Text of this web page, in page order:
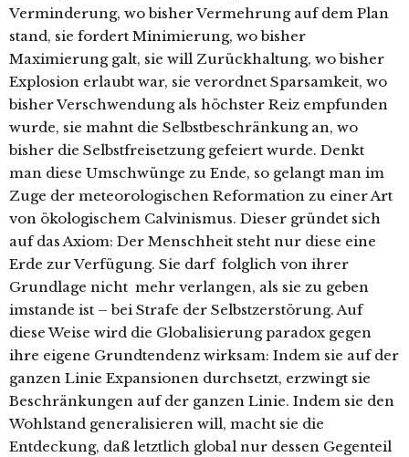
Verminderung, wo bisher Vermehrung auf dem Plan
stand, sie fordert Minimierung, wo bisher
Maximierung galt, sie will Zurückhaltung, wo bisher
Explosion erlaubt war, sie verordnet Sparsamkeit, wo
bisher Verschwendung als höchster Reiz empfunden
wurde, sie mahnt die Selbstbeschränkung an, wo
bisher die Selbstfreisetzung gefeiert wurde. Denkt
man diese Umschwünge zu Ende, so gelangt man im
Zuge der meteorologischen Reformation zu einer Art
von ökologischem Calvinismus. Dieser gründet sich
auf das Axiom: Der Menschheit steht nur diese eine
Erde zur Verfügung. Sie darf folglich von ihrer
Grundlage nicht mehr verlangen, als sie zu geben
imstande ist – bei Strafe der Selbstzerstörung. Auf
diese Weise wird die Globalisierung paradox gegen
ihre eigene Grundtendenz wirksam: Indem sie auf der
ganzen Linie Expansionen durchsetzt, erzwingt sie
Beschränkungen auf der ganzen Linie. Indem sie den
Wohlstand generalisieren will, macht sie die
Entdeckung, daß letztlich global nur dessen Gegenteil